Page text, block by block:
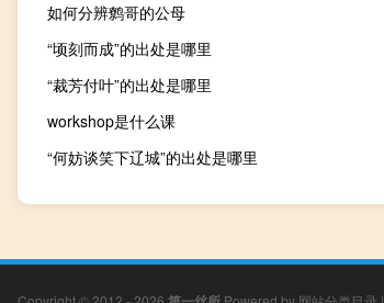
如何分辨鹩哥的公母
“顷刻而成”的出处是哪里
“裁芳付叶”的出处是哪里
workshop是什么课
“何妨谈笑下辽城”的出处是哪里